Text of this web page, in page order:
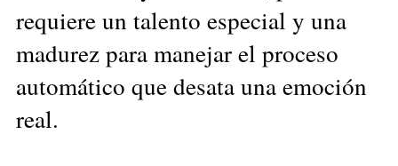
requiere un talento especial y una
madurez para manejar el proceso
automático que desata una emoción
real.